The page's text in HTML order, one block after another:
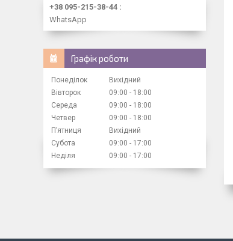
+38 095-215-38-44
WhatsApp
Графік роботи
Понеділок
Вихідний
Вівторок
09:00
18:00
Середа
09:00
18:00
Четвер
09:00
18:00
Пʼятниця
Вихідний
Субота
09:00
17:00
Неділя
09:00 17:00